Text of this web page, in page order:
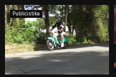
i
e
:
Publicistika